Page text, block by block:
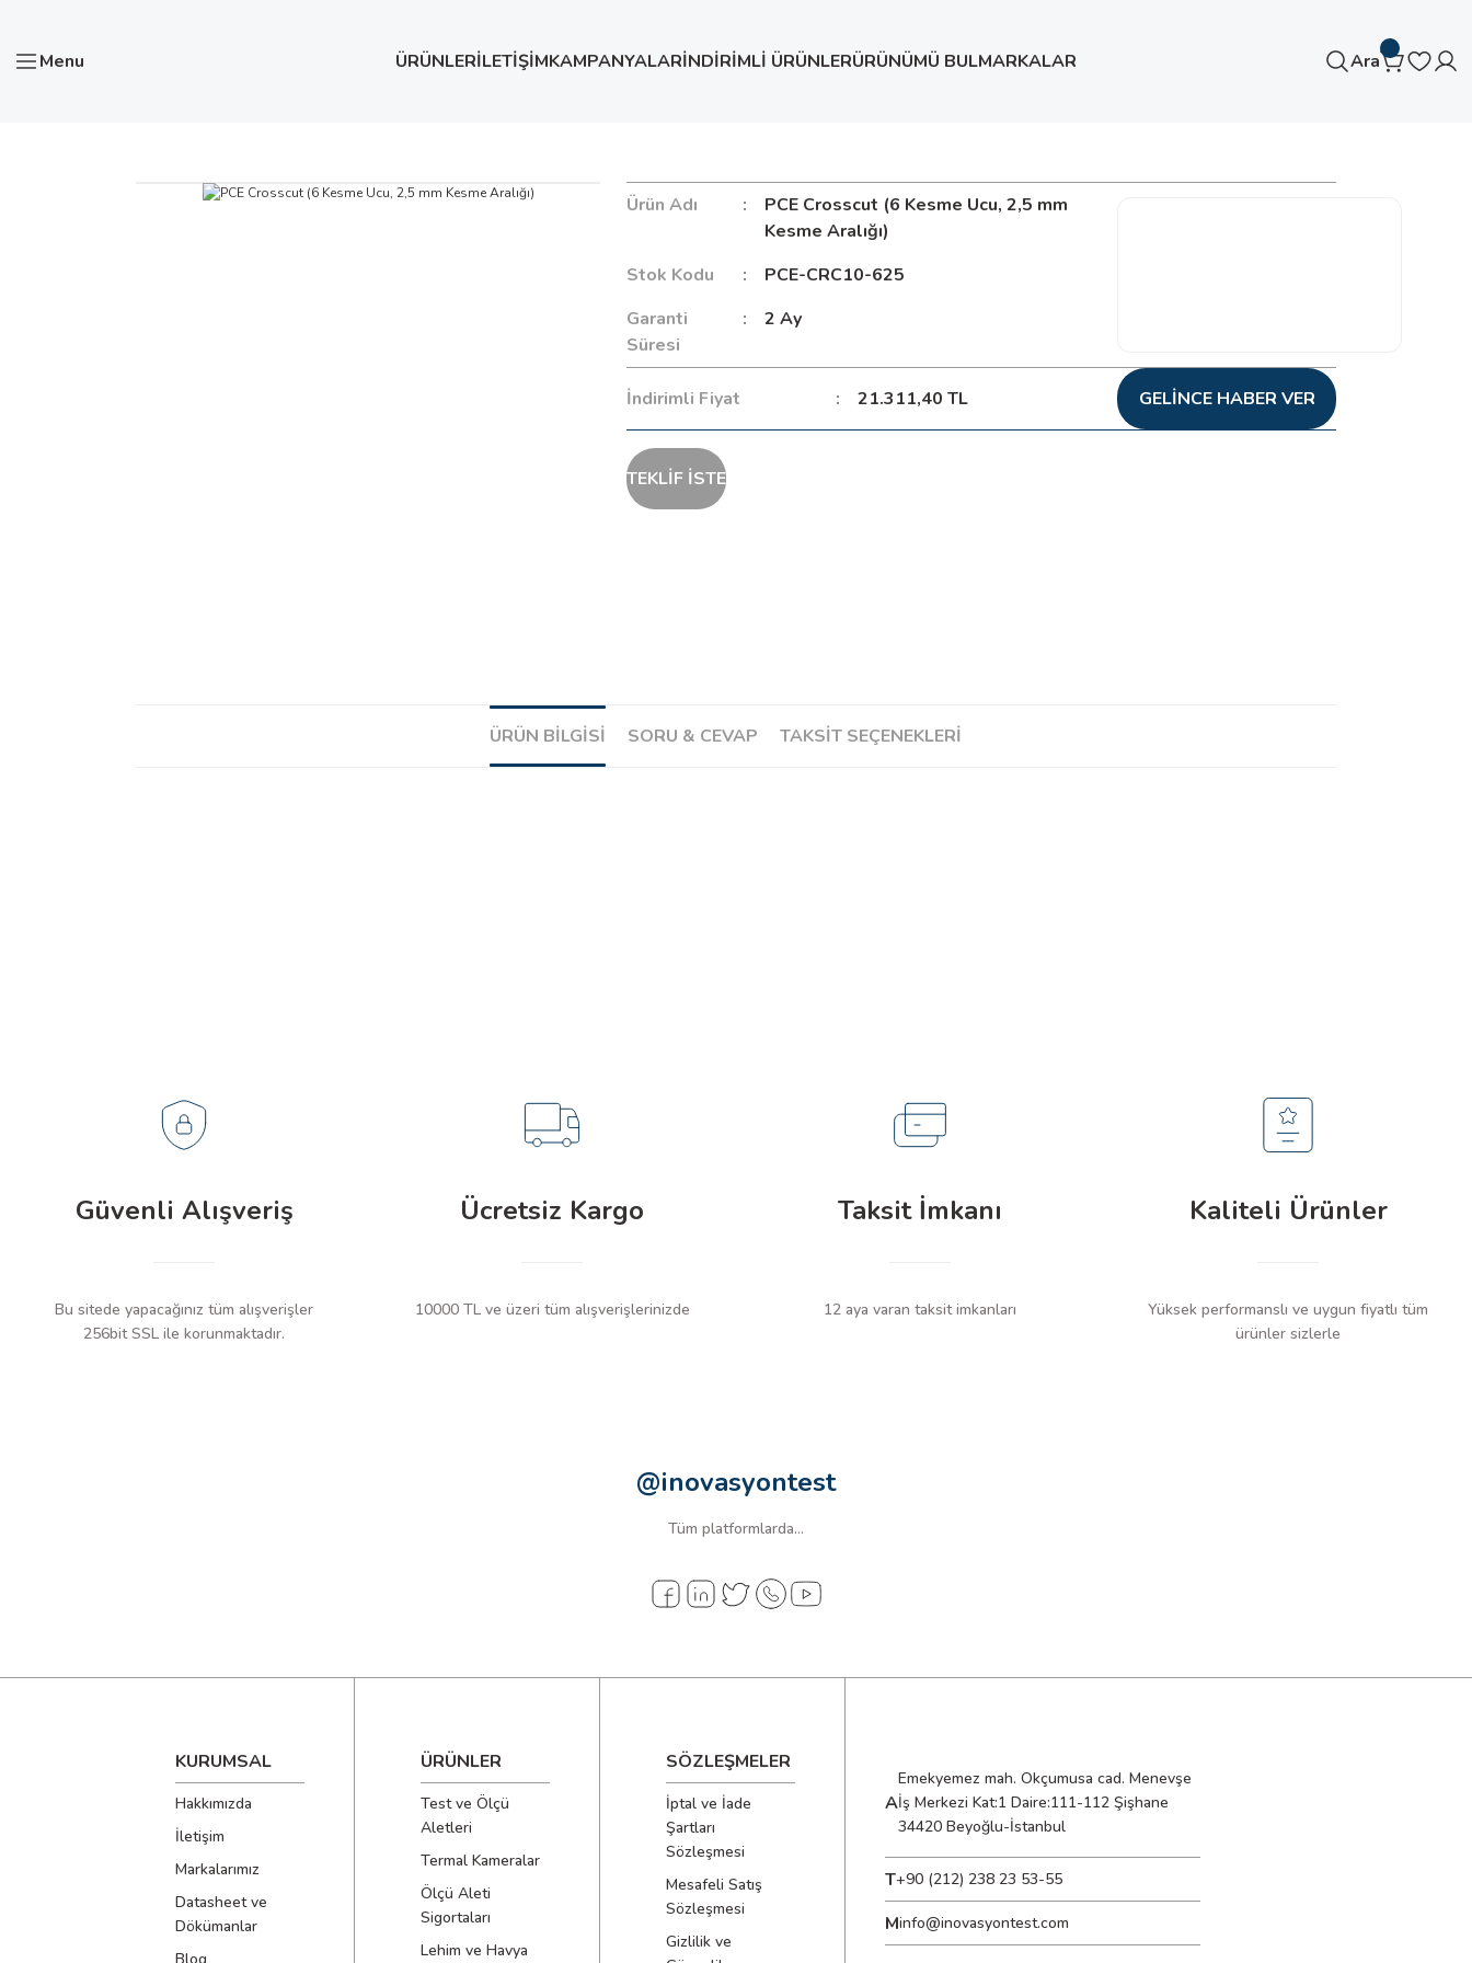
Menu ÜRÜNLERİLETİŞİMKAMPANYALARİNDİRİMLİ ÜRÜNLERÜRÜNÜMÜ BULMARKALAR Ara
Ürün Adı
PCE Crosscut (6 Kesme Ucu, 2,5 mm
Kesme Aralığı)
Stok Kodu
PCE-CRC10-625
Garanti
Süresi
2 Ay
İndirimli Fiyat 21.311,40 TL GELINCE HABER VER
TEKLİF İSTE
ÜRÜN BILGISI SORU & CEVAP TAKSIT SEÇENEKLERI
Güvenli Alışveriş
Bu sitede yapacağınız tüm alışverişler
256bit SSL ile korunmaktadır.
Ücretsiz Kargo
10000 TL ve üzeri tüm alışverişlerinizde
Taksit İmkanı
12 aya varan taksit imkanları
Kaliteli Ürünler
Yüksek performanslı ve uygun fiyatlı tüm
ürünler sizlerle
@inovasyontest
Tüm platformlarda...
KURUMSAL
Hakkımızda
İletişim
Markalarımız
Datasheet ve
Dökümanlar
ÜRÜNLER
Test ve Ölçü
Aletleri
Termal Kameralar
Ölçü Aleti
Sigortaları
Lehim ve Havya
SÖZLEŞMELER
İptal ve İade
Şartları
Sözleşmesi
Mesafeli Satış
Sözleşmesi
Gizlilik ve
A
Emekyemez mah. Okçumusa cad. Menevşe
İş Merkezi Kat:1 Daire:111-112 Şişhane
34420 Beyoğlu-İstanbul
T+90 (212) 238 23 53-55
Minfo@inovasyontest.com